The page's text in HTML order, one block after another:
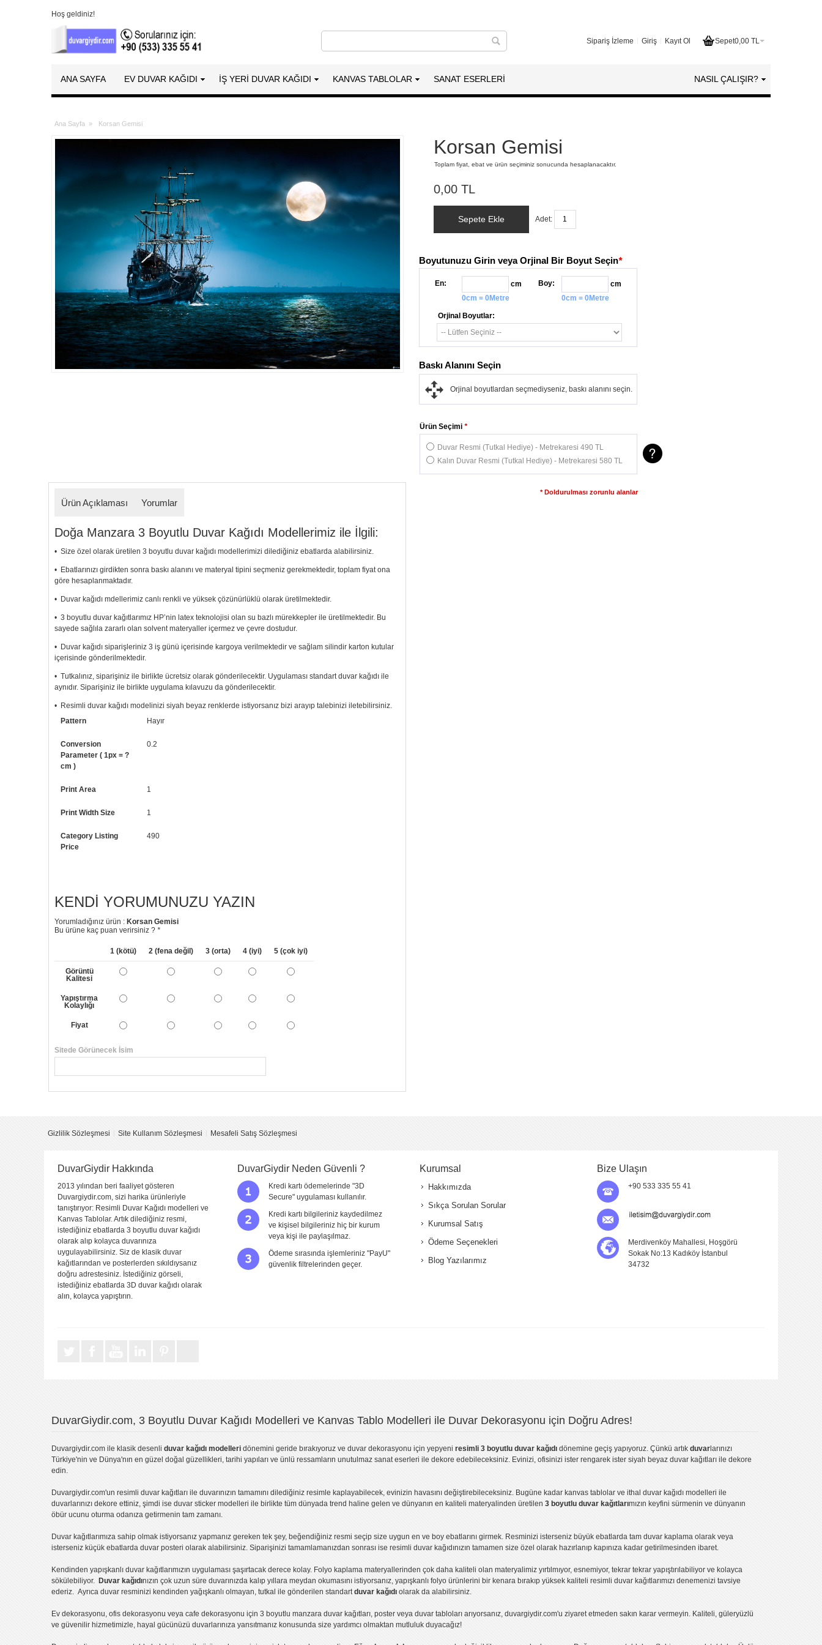
Hoş geldiniz!
Sepet0,00 TL
Sipariş İzleme Giriş Kayıt Ol
ANA SAYFA EV DUVAR KAĞIDI İŞ YERİ DUVAR KAĞIDI KANVAS TABLOLAR SANAT ESERLERI NASIL ÇALIŞIR?
Ana Sayfa » Korsan Gemisi
Korsan Gemisi
Toplam fiyat, ebat ve ürün seçiminiz sonucunda hesaplanacaktır.
0,00 TL
Sepete Ekle Adet:
Boyutunuzu Girin veya Orjinal Bir Boyut Seçin*
En:
cm
0cm = 0Metre
Boy:
cm
0cm = 0Metre
Orjinal Boyutlar:
*
Ürün Seçimi
Duvar Resmi (Tutkal Hediye) - Metrekaresi 490 TL
Kalın Duvar Resmi (Tutkal Hediye) - Metrekaresi 580 TL
* Doldurulması zorunlu alanlar
Baskı Alanını Seçin
Orjinal boyutlardan seçmediyseniz, baskı alanını seçin.
Ürün Açıklaması Yorumlar
Doğa Manzara 3 Boyutlu Duvar Kağıdı Modellerimiz ile İlgili:
• Size özel olarak üretilen 3 boyutlu duvar kağıdı modellerimizi dilediğiniz ebatlarda alabilirsiniz.
• Ebatlarınızı girdikten sonra baskı alanını ve materyal tipini seçmeniz gerekmektedir, toplam fiyat ona
göre hesaplanmaktadır.
• Duvar kağıdı mdellerimiz canlı renkli ve yüksek çözünürlüklü olarak üretilmektedir.
• 3 boyutlu duvar kağıtlarımız HP’nin latex teknolojisi olan su bazlı mürekkepler ile üretilmektedir. Bu
sayede sağlıla zararlı olan solvent materyaller içermez ve çevre dostudur.
• Duvar kağıdı siparişleriniz 3 iş günü içerisinde kargoya verilmektedir ve sağlam silindir karton kutular
içerisinde gönderilmektedir.
• Tutkalınız, siparişiniz ile birlikte ücretsiz olarak gönderilecektir. Uygulaması standart duvar kağıdı ile
aynıdır. Siparişiniz ile birlikte uygulama kılavuzu da gönderilecektir.
• Resimli duvar kağıdı modelinizi siyah beyaz renklerde istiyorsanız bizi arayıp talebinizi iletebilirsiniz.
• Görselde düzenleme yaptırmak istiyorsanız yine bize telefon numaramızdan ulaşabilirsiniz.
Pattern Hayır
Conversion
Parameter ( 1px = ?
cm )
0.2
Print Area 1
Print Width Size 1
Category Listing
Price
490
KENDI YORUMUNUZU YAZIN
Yorumladığınız ürün : Korsan Gemisi
Bu ürüne kaç puan verirsiniz ?*
1 (kötü) 2 (fena değil) 3 (orta) 4 (iyi) 5 (çok iyi)
Görüntü
Kalitesi
Yapıştırma
Kolaylığı
Fiyat
Sitede Görünecek İsim
Yorumu Gönder
Gizlilik Sözleşmesi Site Kullanım Sözleşmesi Mesafeli Satış Sözleşmesi
DuvarGiydir Hakkında
2013 yılından beri faaliyet gösteren
Duvargiydir.com, sizi harika ürünleriyle
tanıştırıyor: Resimli Duvar Kağıdı modelleri ve
Kanvas Tablolar. Artık dilediğiniz resmi,
istediğiniz ebatlarda 3 boyutlu duvar kağıdı
olarak alıp kolayca duvarınıza
uygulayabilirsiniz. Siz de klasik duvar
kağıtlarından ve posterlerden sıkıldıysanız
doğru adrestesiniz. İstediğiniz görseli,
istediğiniz ebatlarda 3D duvar kağıdı olarak
alın, kolayca yapıştırın.
DuvarGiydir Neden Güvenli ?
Kredi kartı ödemelerinde "3D
Secure" uygulaması kullanılır.
Kredi kartı bilgileriniz kaydedilmez
ve kişisel bilgileriniz hiç bir kurum
veya kişi ile paylaşılmaz.
Ödeme sırasında işlemleriniz "PayU"
güvenlik filtrelerinden geçer.
Kurumsal
Hakkımızda
Sıkça Sorulan Sorular
Kurumsal Satış
Ödeme Seçenekleri
Blog Yazılarımız
Bize Ulaşın
+90 533 335 55 41
Merdivenköy Mahallesi, Hoşgörü
Sokak No:13 Kadıköy İstanbul
34732
DuvarGiydir.com, 3 Boyutlu Duvar Kağıdı Modelleri ve Kanvas Tablo Modelleri ile Duvar Dekorasyonu için Doğru Adres!
Duvargiydir.com ile klasik desenli duvar kağıdı modelleri dönemini geride bırakıyoruz ve duvar dekorasyonu için yepyeni resimli 3 boyutlu duvar kağıdı dönemine geçiş yapıyoruz. Çünkü artık duvar larınızı
Türkiye'nin ve Dünya'nın en güzel doğal güzellikleri, tarihi yapıları ve ünlü ressamların unutulmaz sanat eserleri ile dekore edebileceksiniz. Evinizi, ofisinizi ister rengarek ister siyah beyaz duvar kağıtları ile dekore
edin.
Duvargiydir.com'un resimli duvar kağıtları ile duvarınızın tamamını dilediğiniz resimle kaplayabilecek, evinizin havasını değiştirebileceksiniz. Bugüne kadar kanvas tablo lar ve ithal duvar kağıdı modelleri ile
duvarlarınızı dekore ettiniz, şimdi ise duvar sticker modelleri ile birlikte tüm dünyada trend haline gelen ve dünyanın en kaliteli materyalinden üretilen 3 boyutlu duvar kağıtlarımızın keyfini sürmenin ve dünyanın
öbür ucunu oturma odanıza getirmenin tam zamanı.
Duvar kağıtlarımıza sahip olmak istiyorsanız yapmanız gereken tek şey, beğendiğiniz resmi seçip size uygun en ve boy ebatlarını girmek. Resminizi isterseniz büyük ebatlarda tam duvar kaplama olarak veya
isterseniz küçük ebatlarda duvar posteri olarak alabilirsiniz. Siparişinizi tamamlamanızdan sonrası ise resimli duvar kağıdınızın tamamen size özel olarak hazırlanıp kapınıza kadar getirilmesinden ibaret.
Kendinden yapışkanlı duvar kağıtlarımızın uygulaması şaşırtacak derece kolay. Folyo kaplama materyallerinden çok daha kaliteli olan materyalimiz yırtılmıyor, esnemiyor, tekrar tekrar yapıştırılabiliyor ve kolayca
sökülebiliyor. Duvar kağıdınızın çok uzun süre duvarınızda kalıp yıllara meydan okumasını istiyorsanız, yapışkanlı folyo ürünlerini bir kenara bırakıp yüksek kaliteli resimli duvar kağıtlarımızı denemenizi tavsiye
ederiz. Ayrıca duvar resminizi kendinden yağışkanlı olmayan, tutkal ile gönderilen standartduvar kağıdı olarak da alabilirsiniz.
Ev dekorasyonu, ofis dekorasyonu veya cafe dekorasyonu için 3 boyutlu manzara duvar kağıtları, poster veya duvar tabloları arıyorsanız, duvargiydir.com'u ziyaret etmeden sakın karar vermeyin. Kaliteli, güleryüzlü
ve güvenilir hizmetimizle, hayal gücünüzü duvarlarınıza yansıtmanız konusunda size yardımcı olmaktan mutluluk duyacağız!